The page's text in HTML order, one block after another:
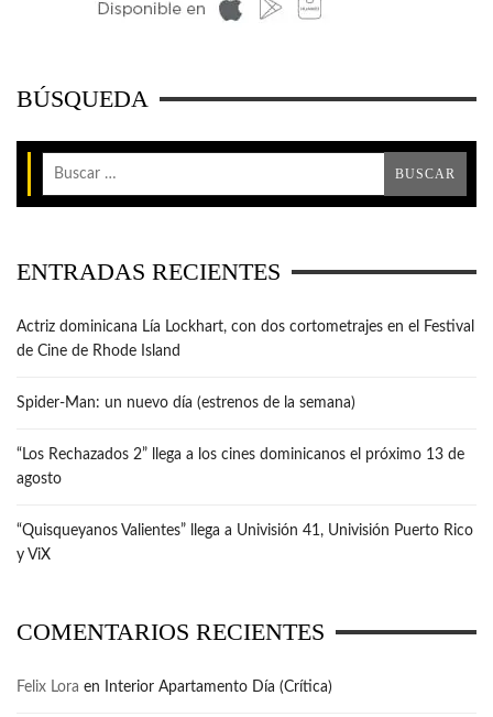
BÚSQUEDA
ENTRADAS RECIENTES
Actriz dominicana Lía Lockhart, con dos cortometrajes en el Festival
de Cine de Rhode Island
Spider-Man: un nuevo día (estrenos de la semana)
“Los Rechazados 2” llega a los cines dominicanos el próximo 13 de
agosto
“Quisqueyanos Valientes” llega a Univisión 41, Univisión Puerto Rico
y ViX
COMENTARIOS RECIENTES
Felix Lora en Interior Apartamento Día (Crítica)